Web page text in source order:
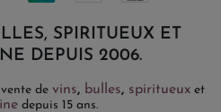
SPIRITUEUX ET
DEPUIS 2006.
de vins, bulles, spiritueux et
depuis 15 ans.